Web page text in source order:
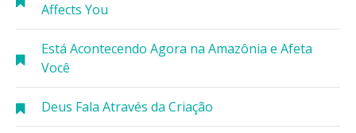
Affects You
Está Acontecendo Agora na Amazônia e Afeta
Você
Deus Fala Através da Criação